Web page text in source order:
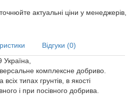
актуальні ціни у менеджерів,
Відгуки (0)
комплексне добриво.
типах грунтів, в якості
і при посівного добрива.